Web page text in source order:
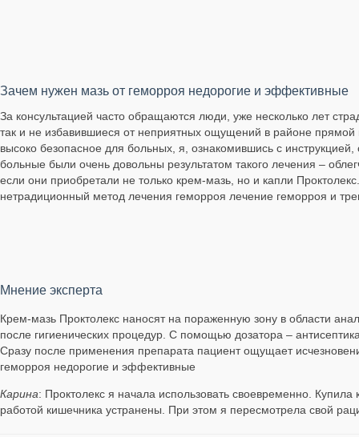
Зачем нужен мазь от геморроя недорогие и эффективные
За консультацией часто обращаются люди, уже несколько лет
так и не избавившиеся от неприятных ощущений в районе
высоко безопасное для больных, я, ознакомившись с
больные были очень довольны результатом такого лечения –
если они приобретали не только крем-мазь, но и капли
нетрадиционный метод лечения геморроя лечение геморроя и
Мнение эксперта
Крем-мазь Проктолекс наносят на пораженную зону в области
после гигиенических процедур. С помощью дозатора –
Сразу после применения препарата пациент ощущает
геморроя недорогие и эффективные
Карина: Проктолекс я начала использовать своевременно.
работой кишечника устранены. При этом я пересмотрела свой